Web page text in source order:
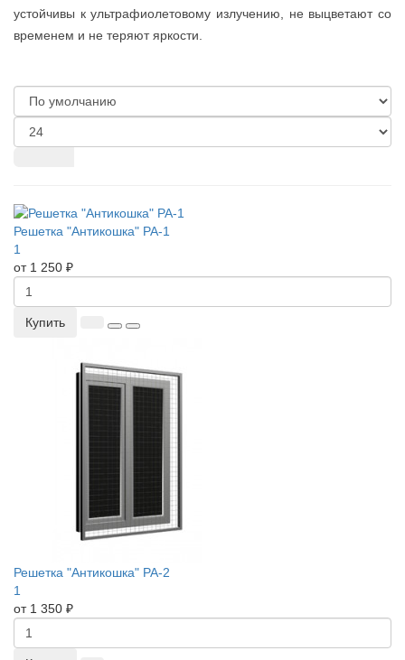
устойчивы к ультрафиолетовому излучению, не выцветают со
временем и не теряют яркости.
Решетка "Антикошка" РА-1
1
от 1 250 ₽
Купить
Решетка "Антикошка" РА-2
1
от 1 350 ₽